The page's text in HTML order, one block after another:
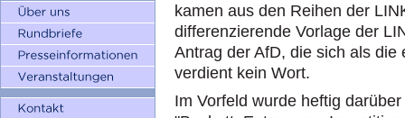
kamen aus den Reihen der
differenzierende Vorlage der
Antrag der AfD, die sich als
verdient kein Wort.
Im Vorfeld wurde heftig